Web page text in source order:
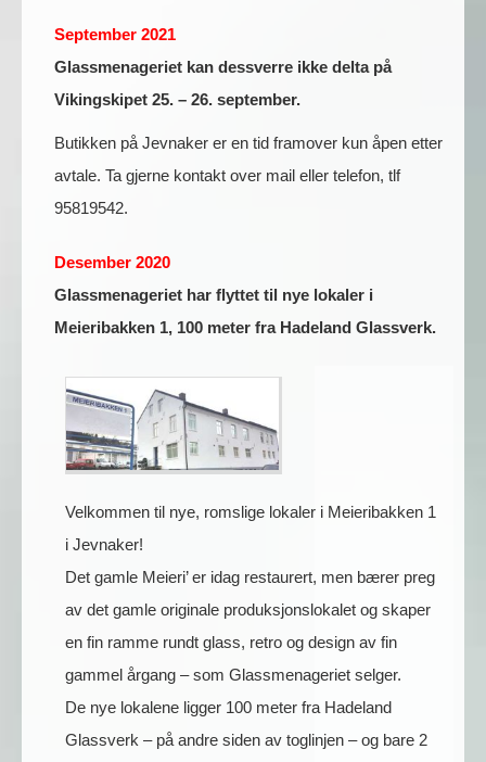
September 2021
Glassmenageriet kan dessverre ikke delta på
Vikingskipet 25. – 26. september.
Butikken på Jevnaker er en tid framover kun åpen etter
avtale. Ta gjerne kontakt over mail eller telefon, tlf
95819542.
Desember 2020
Glassmenageriet har flyttet til nye lokaler i
Meieribakken 1, 100 meter fra Hadeland Glassverk.
Velkommen til nye, romslige lokaler i Meieribakken 1
i Jevnaker!
Det gamle Meieri’ er idag restaurert, men bærer preg
av det gamle originale produksjonslokalet og skaper
en fin ramme rundt glass, retro og design av fin
gammel årgang – som Glassmenageriet selger.
De nye lokalene ligger 100 meter fra Hadeland
Glassverk – på andre siden av toglinjen – og bare 2